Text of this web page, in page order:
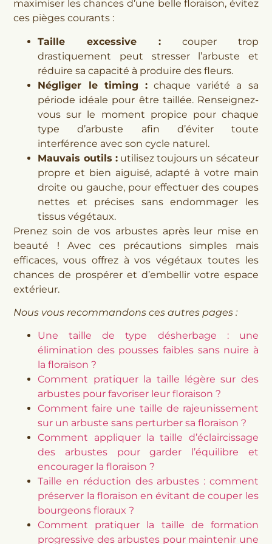
maximiser les chances d’une belle floraison, évitez
ces pièges courants :
Taille excessive : couper trop
drastiquement peut stresser l’arbuste et
réduire sa capacité à produire des fleurs.
Négliger le timing :chaque variété a sa
période idéale pour être taillée. Renseignez-
vous sur le moment propice pour chaque
type d’arbuste afin d’éviter toute
interférence avec son cycle naturel.
Mauvais outils :utilisez toujours un sécateur
propre et bien aiguisé, adapté à votre main
droite ou gauche, pour effectuer des coupes
nettes et précises sans endommager les
tissus végétaux.
Prenez soin de vos arbustes après leur mise en
beauté ! Avec ces précautions simples mais
efficaces, vous offrez à vos végétaux toutes les
chances de prospérer et d’embellir votre espace
extérieur.
Nous vous recommandons ces autres pages :
Une taille de type désherbage : une
élimination des pousses faibles sans nuire à
la floraison ?
Comment pratiquer la taille légère sur des
arbustes pour favoriser leur floraison ?
Comment faire une taille de rajeunissement
sur un arbuste sans perturber sa floraison ?
Comment appliquer la taille d’éclaircissage
des arbustes pour garder l’équilibre et
encourager la floraison ?
Taille en réduction des arbustes : comment
préserver la floraison en évitant de couper les
bourgeons floraux ?
Comment pratiquer la taille de formation
progressive des arbustes pour maintenir une